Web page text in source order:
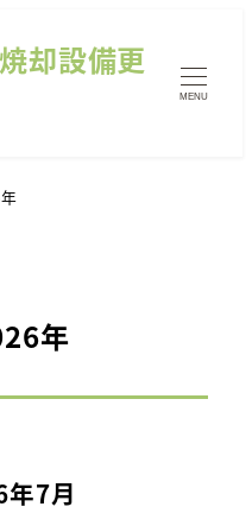
却設備更
MENU
年
7月